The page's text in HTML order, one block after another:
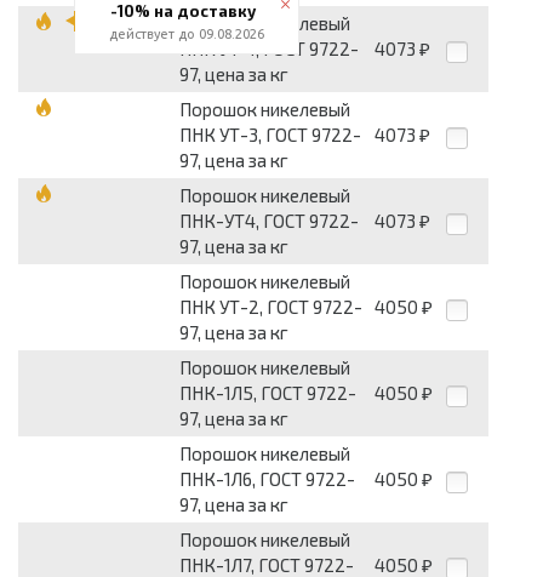
Порошок никелевый
ПНК УТ-1, ГОСТ 9722-
97, цена за кг
4073 ₽
Порошок никелевый
ПНК УТ-3, ГОСТ 9722-
97, цена за кг
4073 ₽
Порошок никелевый
ПНК-УТ4, ГОСТ 9722-
97, цена за кг
4073 ₽
Порошок никелевый
ПНК УТ-2, ГОСТ 9722-
97, цена за кг
4050 ₽
Порошок никелевый
ПНК-1Л5, ГОСТ 9722-
97, цена за кг
4050 ₽
Порошок никелевый
ПНК-1Л6, ГОСТ 9722-
97, цена за кг
4050 ₽
Порошок никелевый
ПНК-1Л7, ГОСТ 9722-
4050 ₽
-10% на доставку
действует до 09.08.2026